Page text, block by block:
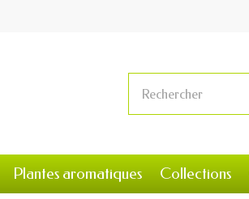
Plantes aromatiques Collections